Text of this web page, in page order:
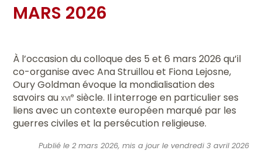
MARS 2026
À l’occasion du colloque des 5 et 6 mars 2026 qu’il
co-organise avec Ana Struillou et Fiona Lejosne,
Oury Goldman évoque la mondialisation des
savoirs auxvie siècle. Il interroge en particulier ses
liens avec un contexte européen marqué par les
guerres civiles et la persécution religieuse.
Publié le 2 mars 2026, mis a jour le vendredi 3 avril 2026